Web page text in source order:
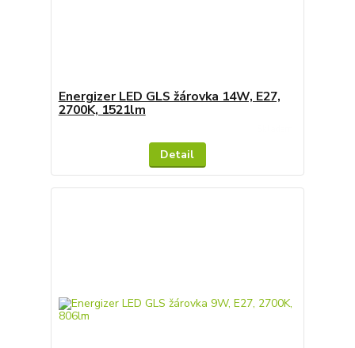
Energizer LED GLS žárovka 14W, E27,
2700K, 1521lm
Detail